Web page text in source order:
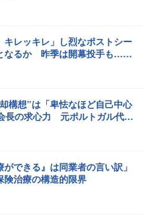
キレッキレ」し烈なポストシー
なるか 昨季は開幕投手も…日
腕” 圧巻の1.93「また自力で
ほしい」
構想”は「卑怯なほど自己中心
長の求心力 元ポルトガル代表
すぐ追放すべきだ」
ができる』は同業者の言い訳」
険治療の構造的限界